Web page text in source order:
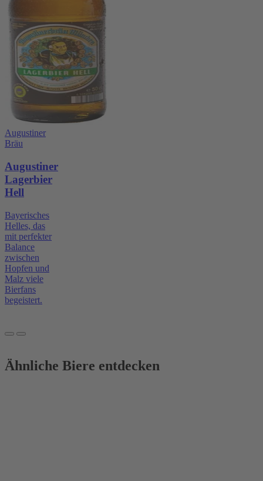
Augustiner
Bräu
Augustiner
Lagerbier
Hell
Bayerisches
Helles, das
mit perfekter
Balance
zwischen
Hopfen und
Malz viele
Bierfans
begeistert.
Ähnliche Biere entdecken